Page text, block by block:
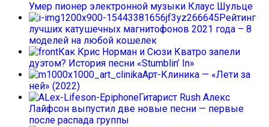
Умер пионер электронной музыки Клаус Шульце
Рейтинг
лучших катушечных магнитофонов 2021 года – 8
моделей на любой кошелек
Как Крис Норман и Сюзи Кватро запели
дуэтом? История песни «Stumblin’ In»
Арт-Клиника — «Лети за
ней» (2022)
Гитарист Rush Алекс
Лайфсон выпустил две новые песни — первые
после распада группы